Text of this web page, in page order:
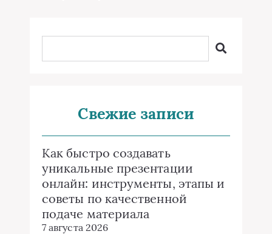
Свежие записи
Как быстро создавать
уникальные презентации
онлайн: инструменты, этапы и
советы по качественной
подаче материала
7 августа 2026